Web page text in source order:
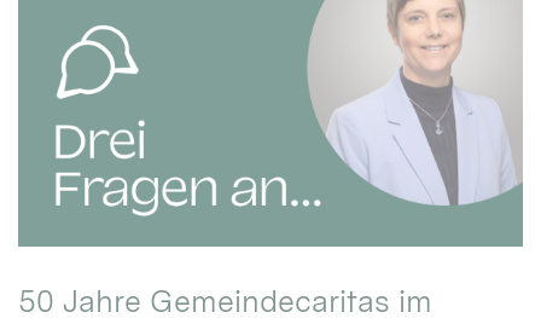
50 Jahre Gemeindecaritas im